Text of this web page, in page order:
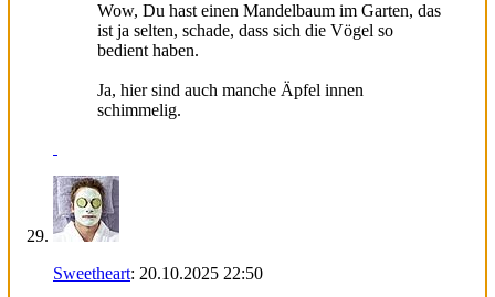
Wow, Du hast einen Mandelbaum im Garten, das
ist ja selten, schade, dass sich die Vögel so
bedient haben.
Ja, hier sind auch manche Äpfel innen
schimmelig.
Sweetheart: 20.10.2025 22:50